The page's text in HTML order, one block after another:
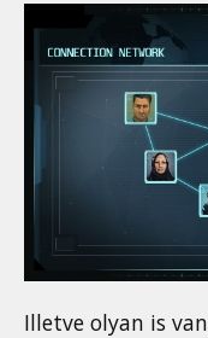
Illetve olyan is